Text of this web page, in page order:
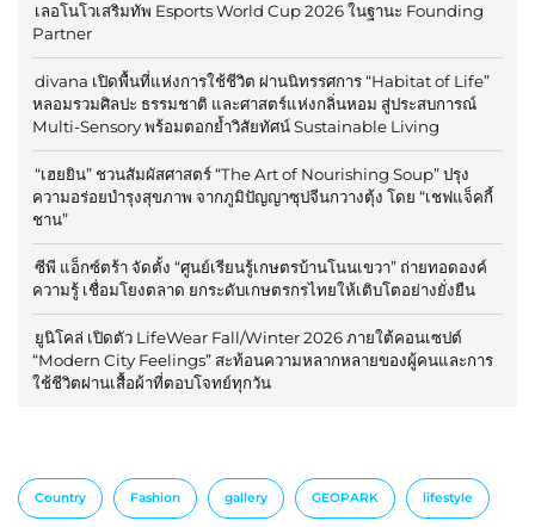
เลอโนโวเสริมทัพ Esports World Cup 2026 ในฐานะ Founding
Partner
divana เปิดพื้นที่แห่งการใช้ชีวิต ผ่านนิทรรศการ “Habitat of Life”
หลอมรวมศิลปะ ธรรมชาติ และศาสตร์แห่งกลิ่นหอม สู่ประสบการณ์
Multi-Sensory พร้อมตอกย้ำวิสัยทัศน์ Sustainable Living
“เฮยยิน” ชวนสัมผัสศาสตร์ “The Art of Nourishing Soup” ปรุง
ความอร่อยบำรุงสุขภาพ จากภูมิปัญญาซุปจีนกวางตุ้ง โดย “เชฟแจ็คกี้
ชาน”
ซีพี แอ็กซ์ตร้า จัดตั้ง “ศูนย์เรียนรู้เกษตรบ้านโนนเขวา” ถ่ายทอดองค์
ความรู้ เชื่อมโยงตลาด ยกระดับเกษตรกรไทยให้เติบโตอย่างยั่งยืน
ยูนิโคล่ เปิดตัว LifeWear Fall/Winter 2026 ภายใต้คอนเซปต์
“Modern City Feelings” สะท้อนความหลากหลายของผู้คนและการ
ใช้ชีวิตผ่านเสื้อผ้าที่ตอบโจทย์ทุกวัน
Country Fashion gallery GEOPARK lifestyle